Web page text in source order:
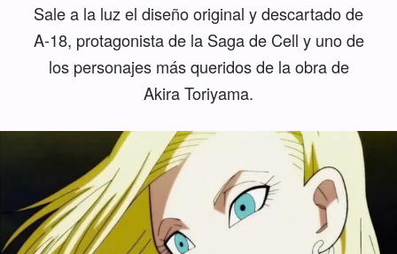
Sale a la luz el diseño original y descartado de
A-18, protagonista de la Saga de Cell y uno de
los personajes más queridos de la obra de
Akira Toriyama.